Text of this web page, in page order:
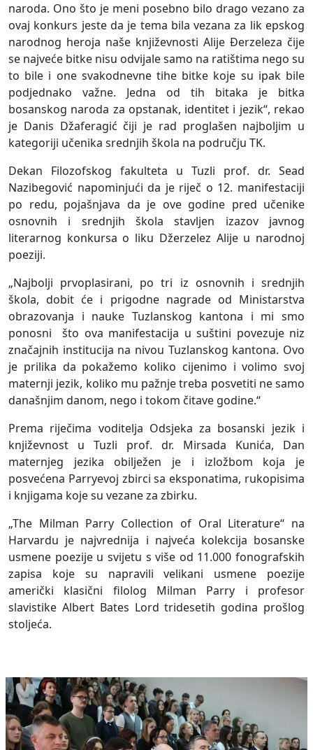
naroda. Ono što je meni posebno bilo drago vezano za
ovaj konkurs jeste da je tema bila vezana za lik epskog
narodnog heroja naše književnosti Alije Đerzeleza čije
se najveće bitke nisu odvijale samo na ratištima nego su
to bile i one svakodnevne tihe bitke koje su ipak bile
podjednako važne. Jedna od tih bitaka je bitka
bosanskog naroda za opstanak, identitet i jezik“, rekao
je Danis Džaferagić čiji je rad proglašen najboljim u
kategoriji učenika srednjih škola na području TK.
Dekan Filozofskog fakulteta u Tuzli prof. dr. Sead
Nazibegović napominjući da je riječ o 12. manifestaciji
po redu, pojašnjava da je ove godine pred učenike
osnovnih i srednjih škola stavljen izazov javnog
literarnog konkursa o liku Džerzelez Alije u narodnoj
poeziji.
„Najbolji prvoplasirani, po tri iz osnovnih i srednjih
škola, dobit će i prigodne nagrade od Ministarstva
obrazovanja i nauke Tuzlanskog kantona i mi smo
ponosni što ova manifestacija u suštini povezuje niz
značajnih institucija na nivou Tuzlanskog kantona. Ovo
je prilika da pokažemo koliko cijenimo i volimo svoj
maternji jezik, koliko mu pažnje treba posvetiti ne samo
današnjim danom, nego i tokom čitave godine.“
Prema riječima voditelja Odsjeka za bosanski jezik i
književnost u Tuzli prof. dr. Mirsada Kunića, Dan
maternjeg jezika obilježen je i izložbom koja je
posvećena Parryevoj zbirci sa eksponatima, rukopisima
i knjigama koje su vezane za zbirku.
„The Milman Parry Collection of Oral Literature“ na
Harvardu je najvrednija i najveća kolekcija bosanske
usmene poezije u svijetu s više od 11.000 fonografskih
zapisa koje su napravili velikani usmene poezije
američki klasični filolog Milman Parry i profesor
slavistike Albert Bates Lord tridesetih godina prošlog
stoljeća.